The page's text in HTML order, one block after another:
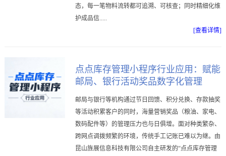
态，每一笔物料流转都可追溯、可核查；同时精细化维
护成品信.....
[查看详情]
点点库存管理小程序行业应用：赋能
邮局、银行活动奖品数字化管理
邮局与银行等机构通过节日回馈、积分兑换、存款抽奖
等活动积累客户的同时，海量营销奖品（粮油、家电、
数码配件等）的管理压力也与日俱增。面对种类繁杂、
跨网点调拨频繁的环境，传统手工记账已难以为继。由
昆山旌展信息科技有限公司自主研发的“点点库存管理